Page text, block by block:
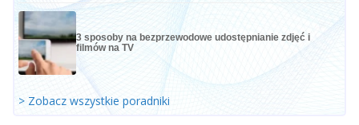
3 sposoby na bezprzewodowe udostępnianie zdjęć i
filmów na TV
> Zobacz wszystkie poradniki